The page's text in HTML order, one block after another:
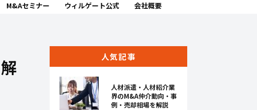
M&Aセミナー ウィルゲート公式 会社概要
人気記事
人材派遣・人材紹介業
界のM&A仲介動向・事
例・売却相場を解説